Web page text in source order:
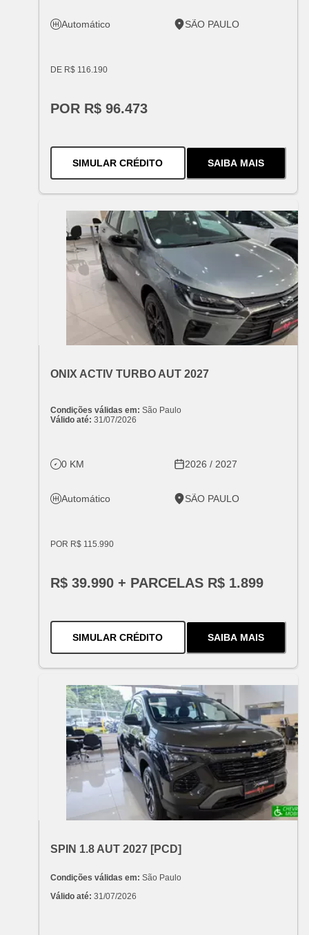
Automático SÃO PAULO
DE R$ 116.190
POR R$ 96.473
SIMULAR CRÉDITOPARA O ONIX ACTIV TURBO
SAIBA MAIS
SOBRE
VARIANT:CHEVROLET
ONIX ACTIV TURBO AUT 2027
Condições válidas em: São Paulo
Válido até: 31/07/2026
0 KM 2026 / 2027
Automático SÃO PAULO
POR R$ 115.990
R$ 39.990 + PARCELAS R$ 1.899
SIMULAR CRÉDITOPARA O ONIX ACTIV TURBO
SAIBA MAIS
SOBRE
VARIANT: CHEVROLET
SPIN 1.8 AUT 2027 [PCD]
Condições válidas em: São Paulo
Válido até: 31/07/2026